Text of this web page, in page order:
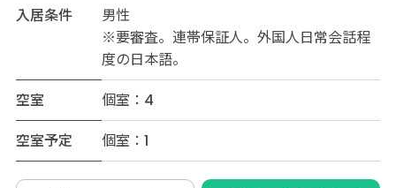
入居条件
男性
※要審査。連帯保証人。外国人日常会話程
度の日本語。
空室
個室：4
空室予定
個室：1